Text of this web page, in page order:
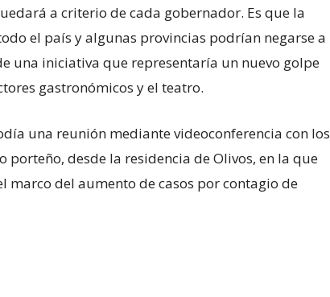
a criterio de cada gobernador. Es que la
el país y algunas provincias podrían negarse a
una iniciativa que representaría un nuevo golpe
gastronómicos y el teatro.
una reunión mediante videoconferencia con los
porteño, desde la residencia de Olivos, en la que
marco del aumento de casos por contagio de